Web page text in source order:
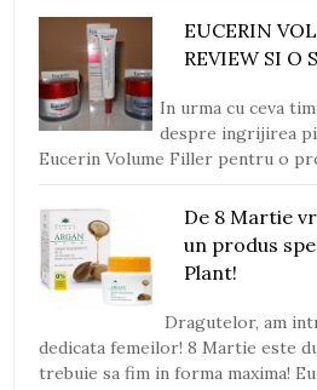
EUCERIN
REVIEW SI O
In urma cu ceva
despre ingrijirea
Eucerin Volume Filler pentru o
De 8 Martie
un produs
Plant!
Dragutelor, am
dedicata femeilor! 8 Martie este
trebuie sa fim in forma maxima!